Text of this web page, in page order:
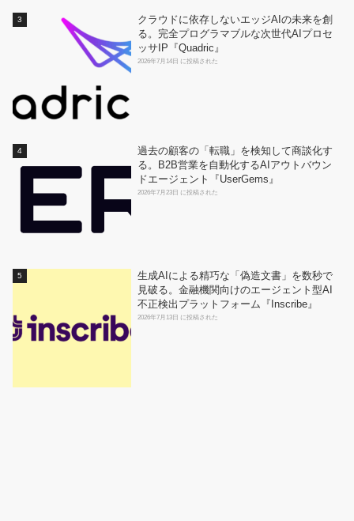
クラウドに依存しないエッジAIの未来を創
る。完全プログラマブルな次世代AIプロセ
ッサIP『Quadric』
2026年7月14日 に投稿された
過去の顧客の「転職」を検知して商談化す
る。B2B営業を自動化するAIアウトバウン
ドエージェント『UserGems』
2026年7月23日 に投稿された
生成AIによる精巧な「偽造文書」を数秒で
見破る。金融機関向けのエージェント型AI
不正検出プラットフォーム『Inscribe』
2026年7月13日 に投稿された